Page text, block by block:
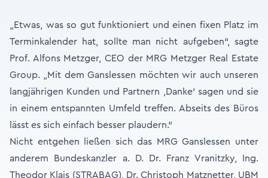
„Etwas, was so gut funktioniert und einen fixen Platz im
Terminkalender hat, sollte man nicht aufgeben“, sagte
Prof. Alfons Metzger, CEO der MRG Metzger Real Estate
Group. „Mit dem Ganslessen möchten wir auch unseren
langjährigen Kunden und Partnern ‚Danke‘ sagen und sie
in einem entspannten Umfeld treffen. Abseits des Büros
lässt es sich einfach besser plaudern.“
Nicht entgehen ließen sich das MRG Ganslessen unter
anderem Bundeskanzler a. D. Dr. Franz Vranitzky, Ing.
Theodor Klais (STRABAG), Dr. Christoph Matznetter, UBM